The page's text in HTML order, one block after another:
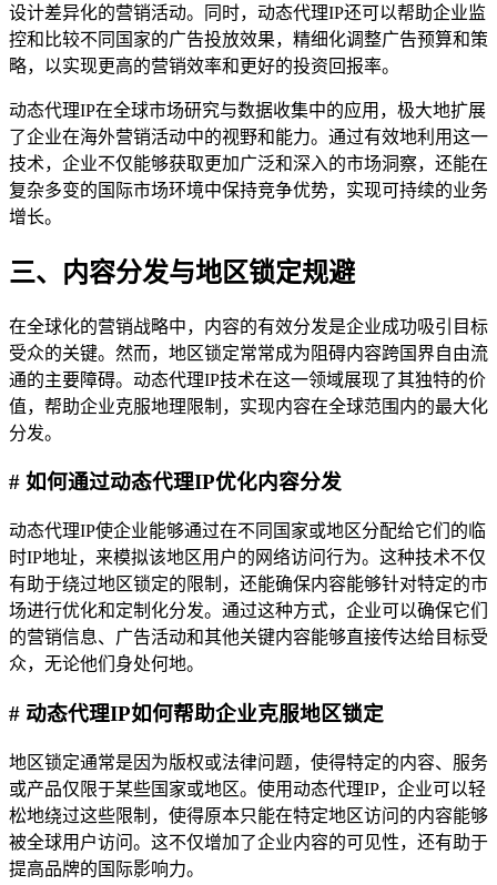
设计差异化的营销活动。同时，动态代理IP还可以帮助企业监
控和比较不同国家的广告投放效果，精细化调整广告预算和策
略，以实现更高的营销效率和更好的投资回报率。
动态代理IP在全球市场研究与数据收集中的应用，极大地扩展
了企业在海外营销活动中的视野和能力。通过有效地利用这一
技术，企业不仅能够获取更加广泛和深入的市场洞察，还能在
复杂多变的国际市场环境中保持竞争优势，实现可持续的业务
增长。
三、内容分发与地区锁定规避
在全球化的营销战略中，内容的有效分发是企业成功吸引目标
受众的关键。然而，地区锁定常常成为阻碍内容跨国界自由流
通的主要障碍。动态代理IP技术在这一领域展现了其独特的价
值，帮助企业克服地理限制，实现内容在全球范围内的最大化
分发。
# 如何通过动态代理IP优化内容分发
动态代理IP使企业能够通过在不同国家或地区分配给它们的临
时IP地址，来模拟该地区用户的网络访问行为。这种技术不仅
有助于绕过地区锁定的限制，还能确保内容能够针对特定的市
场进行优化和定制化分发。通过这种方式，企业可以确保它们
的营销信息、广告活动和其他关键内容能够直接传达给目标受
众，无论他们身处何地。
# 动态代理IP如何帮助企业克服地区锁定
地区锁定通常是因为版权或法律问题，使得特定的内容、服务
或产品仅限于某些国家或地区。使用动态代理IP，企业可以轻
松地绕过这些限制，使得原本只能在特定地区访问的内容能够
被全球用户访问。这不仅增加了企业内容的可见性，还有助于
提高品牌的国际影响力。